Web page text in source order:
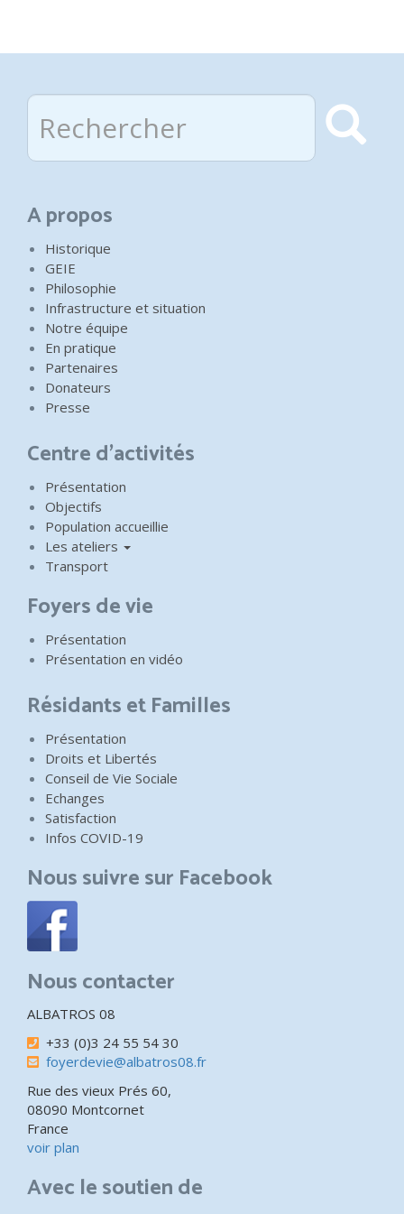
Rechercher
A propos
Historique
GEIE
Philosophie
Infrastructure et situation
Notre équipe
En pratique
Partenaires
Donateurs
Presse
Centre d'activités
Présentation
Objectifs
Population accueillie
Les ateliers
Transport
Foyers de vie
Présentation
Présentation en vidéo
Résidants et Familles
Présentation
Droits et Libertés
Conseil de Vie Sociale
Echanges
Satisfaction
Infos COVID-19
Nous suivre sur Facebook
Nous contacter
ALBATROS 08
+33 (0)3 24 55 54 30
foyerdevie@albatros08.fr
Rue des vieux Prés 60,
08090 Montcornet
France
voir plan
Avec le soutien de